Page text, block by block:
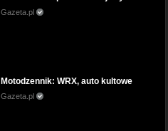
Gazeta.pl
Motodzennik: WRX, auto kultowe
Gazeta.pl